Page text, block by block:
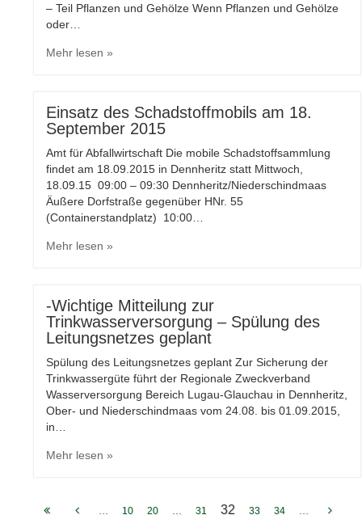
– Teil Pflanzen und Gehölze Wenn Pflanzen und Gehölze
oder…
Mehr lesen »
Einsatz des Schadstoffmobils am 18.
September 2015
Amt für Abfallwirtschaft Die mobile Schadstoffsammlung
findet am 18.09.2015 in Dennheritz statt Mittwoch,
18.09.15 09:00 – 09:30 Dennheritz/Niederschindmaas
Äußere Dorfstraße gegenüber HNr. 55
(Containerstandplatz) 10:00…
Mehr lesen »
-Wichtige Mitteilung zur
Trinkwasserversorgung – Spülung des
Leitungsnetzes geplant
Spülung des Leitungsnetzes geplant Zur Sicherung der
Trinkwassergüte führt der Regionale Zweckverband
Wasserversorgung Bereich Lugau-Glauchau in Dennheritz,
Ober- und Niederschindmaas vom 24.08. bis 01.09.2015,
in…
Mehr lesen »
10 20 31 32 33 34